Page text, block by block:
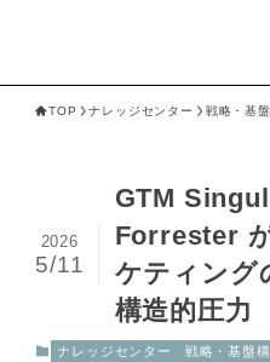
TOP ナレッジセンター 戦略・基
GTM
Forrester
ケティング
構造的圧力
2026
5/11
ナレッジセンター 戦略・基盤